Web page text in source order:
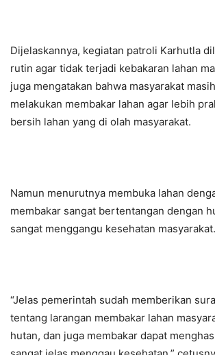
Dijelaskannya, kegiatan patroli Karhutla
rutin agar tidak terjadi kebakaran lahan
juga mengatakan bahwa masyarakat
melakukan membakar lahan agar lebih
bersih lahan yang di olah masyarakat.
Namun menurutnya membuka lahan
membakar sangat bertentangan dengan
sangat menggangu kesehatan masyarakat.
“Jelas pemerintah sudah memberikan
tentang larangan membakar lahan
hutan, dan juga membakar dapat